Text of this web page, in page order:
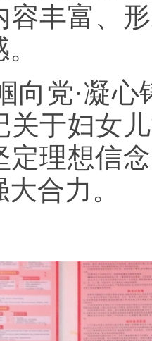
容丰富、
向党·凝
关于妇女
定理想信
合力。